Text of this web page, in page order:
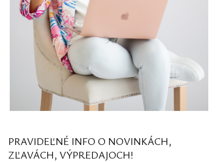
PRAVIDEĽNÉ INFO O NOVINKÁCH,
ZĽAVÁCH, VÝPREDAJOCH!